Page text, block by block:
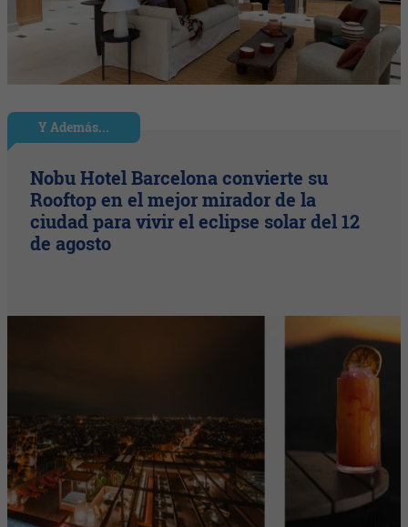
Y Además...
Nobu Hotel Barcelona convierte su
Rooftop en el mejor mirador de la
ciudad para vivir el eclipse solar del 12
de agosto